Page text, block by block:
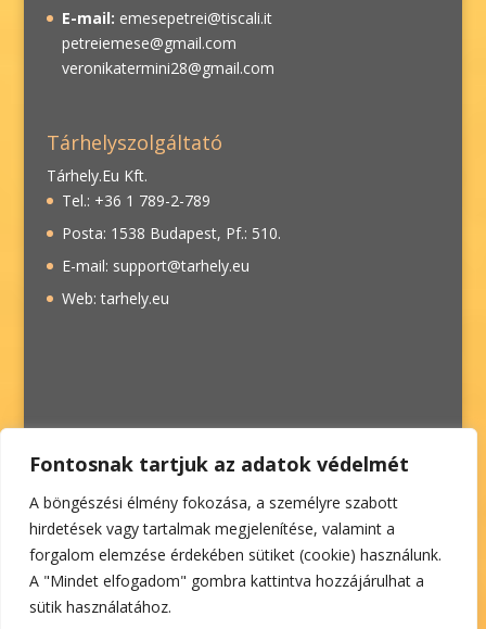
Fontosnak tartjuk az adatok védelmét
A böngészési élmény fokozása, a személyre szabott
hirdetések vagy tartalmak megjelenítése, valamint a
forgalom elemzése érdekében sütiket (cookie) használunk.
A "Mindet elfogadom" gombra kattintva hozzájárulhat a
sütik használatához.
E-mail: emesepetrei@tiscali.it
petreiemese@gmail.com
veronikatermini28@gmail.com
Tárhelyszolgáltató
Tárhely.Eu Kft.
Tel.: +36 1 789-2-789
Posta: 1538 Budapest, Pf.: 510.
E-mail: support@tarhely.eu
Web: tarhely.eu